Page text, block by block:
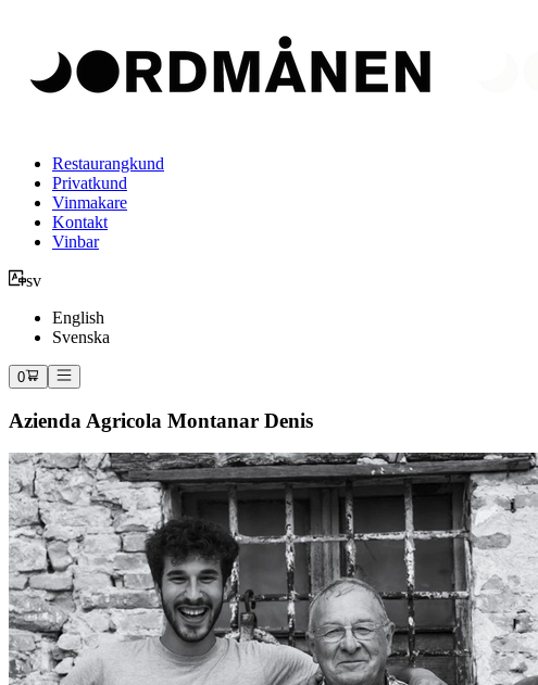
Restaurangkund
Privatkund
Vinmakare
Kontakt
Vinbar
sv
English
Svenska
0
Azienda Agricola Montanar Denis